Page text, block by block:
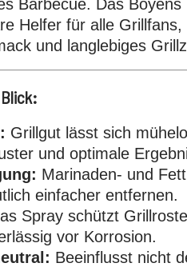
Barbecue. Das
Helfer für alle
und langlebiges
Grillgut lässt sich
und optimale
Marinaden- und
einfacher entfernen.
Spray schützt
vor Korrosion.
Beeinflusst nicht